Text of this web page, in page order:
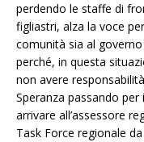
perdendo le staffe di
figliastri, alza la voce
comunità sia al
perché, in questa
non avere
Speranza passando
arrivare all’assessore
Task Force regionale